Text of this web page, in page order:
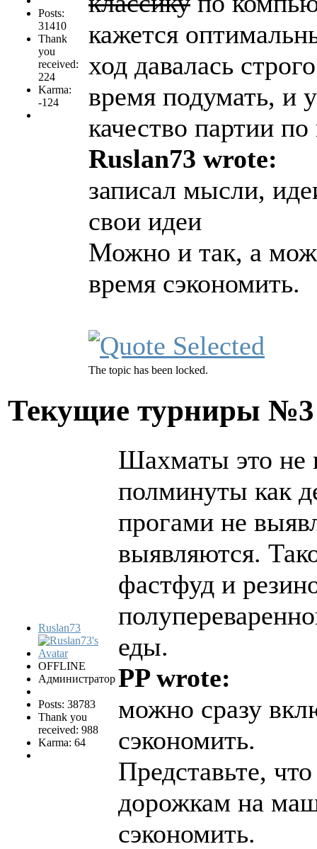
Posts:
31410
Thank
you
received:
224
Karma:
-124
кажется
ход давалась
время подумать, и
качество партии
Ruslan73 wrote:
записал мысли,
свои идеи
Можно и так, а
время сэкономить.
The topic has been locked.
Текущие турниры
Ruslan73
OFFLINE
Администратор
Posts: 38783
Thank you
received: 988
Karma: 64
Шахматы это не
полминуты как
прогами не
выявляются.
фастфуд и
еды.
PP wrote:
можно сразу
сэкономить.
Представьте,
дорожкам на
сэкономить.